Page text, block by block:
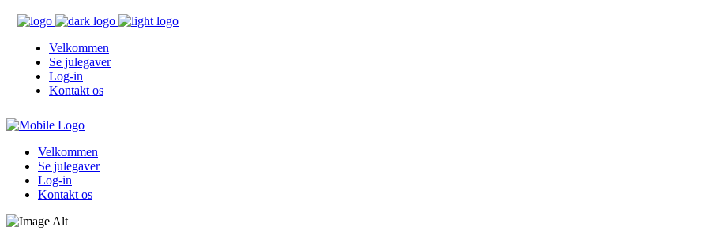
Velkommen
Se julegaver
Log-in
Kontakt os
Velkommen
Se julegaver
Log-in
Kontakt os